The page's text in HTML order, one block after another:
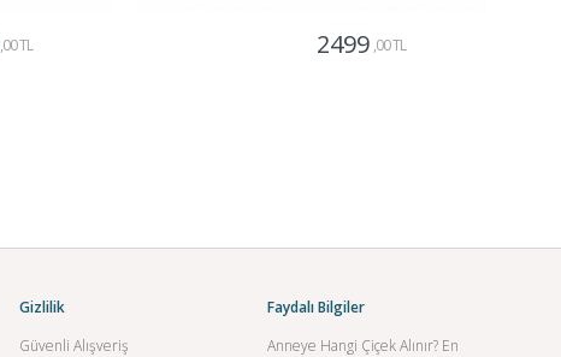
,00 TL 2499 ,00 TL
Gizlilik
Güvenli Alışveriş
Faydalı Bilgiler
Anneye Hangi Çiçek Alınır? En